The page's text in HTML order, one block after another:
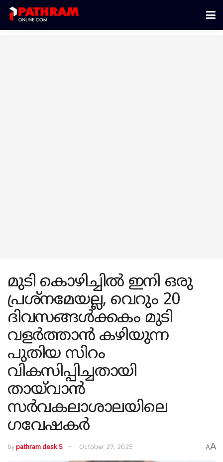
മുടി കൊഴിച്ചിൽ ഇനി ഒരു
പ്രശ്നമേയല്ല, വെറും 20
ദിവസങ്ങൾക്കകം മുടി
വളർത്താൻ കഴിയുന്ന
പുതിയ സിറം
വികസിപ്പിച്ചതായി
തായ്‍വാൻ
സർവകലാശാലയിലെ
ഗവേഷകർ
bypathram desk 5 October 27, 2025 AA